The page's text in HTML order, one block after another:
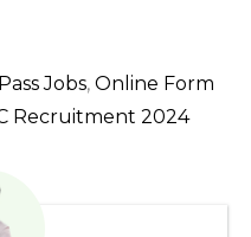
Jobs, Online Form
Recruitment 2024